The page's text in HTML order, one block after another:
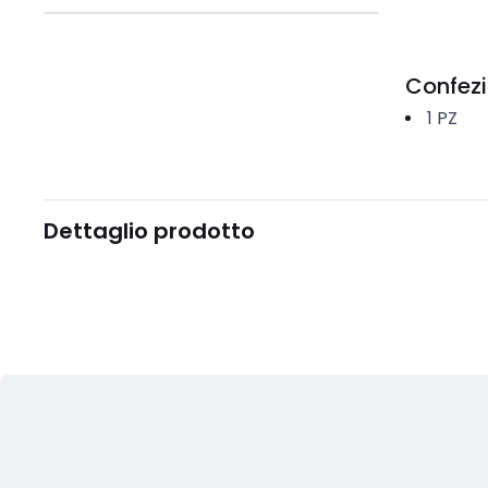
1 PZ
Dettaglio prodotto